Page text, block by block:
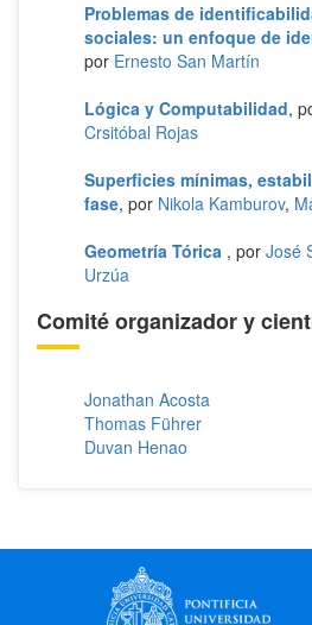
Problemas de
sociales: un enfoque de
por Ernesto San Martín
Lógica y Computabilidad,
Crsitóbal Rojas
Superficies mínimas,
fase, por Nikola Kamburov,
Geometría Tórica , por José
Urzúa
Comité organizador y
Jonathan Acosta
Thomas Führer
Duvan Henao